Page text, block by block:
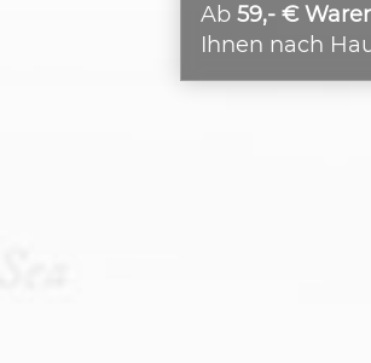
Ab59,- €
Ihnen nach